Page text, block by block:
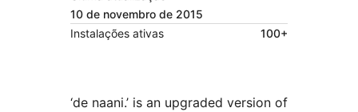
10 de novembro de 2015
Instalações ativas
100+
‘de naani.’ is an upgraded version of